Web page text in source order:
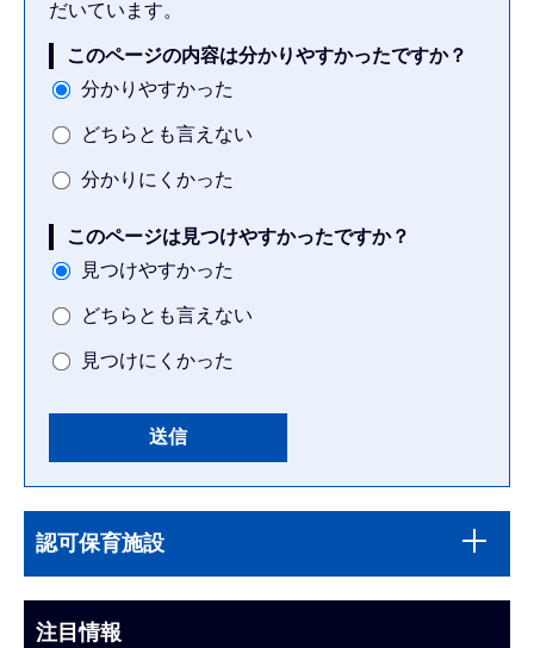
だいています。
このページの内容は分かりやすかったですか？
分かりやすかった
どちらとも言えない
分かりにくかった
このページは見つけやすかったですか？
見つけやすかった
どちらとも言えない
見つけにくかった
文
こ
ま
サ
ブ
ビ
認可保育施設
注目情報